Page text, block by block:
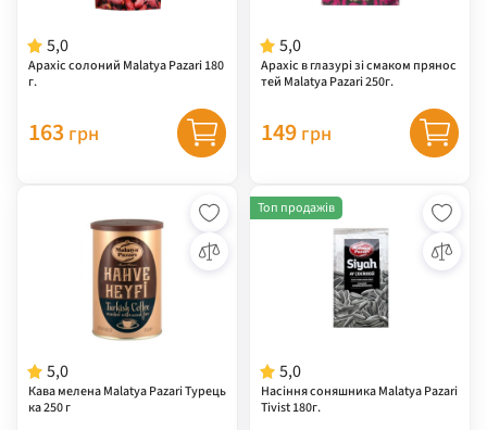
5,0
Арахіс солоний Malatya Pazari 180
г.
163 грн
5,0
Арахіс в глазурі зі смаком прянос
тей Malatya Pazari 250г.
149 грн
5,0
Кава мелена Malatya Pazari Турець
ка 250 г
5,0
Насіння соняшника Malatya Pazari
Tivist 180г.
Топ продажів